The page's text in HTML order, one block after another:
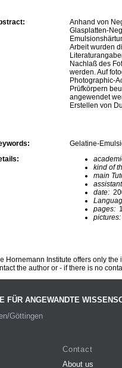
Anhand von
Glasplatten-
Arbeit wurden
Nachlaß des
werden. Auf
Photographic-
Prüfkörpern
angewendet
Erstellen von
Gelatine-
kind of
main
date:
pages:
pictures:
Hornemann Institute offers only
the author or - if there is no
FÜR ANGEWANDTE
Göttingen
Contact
About us